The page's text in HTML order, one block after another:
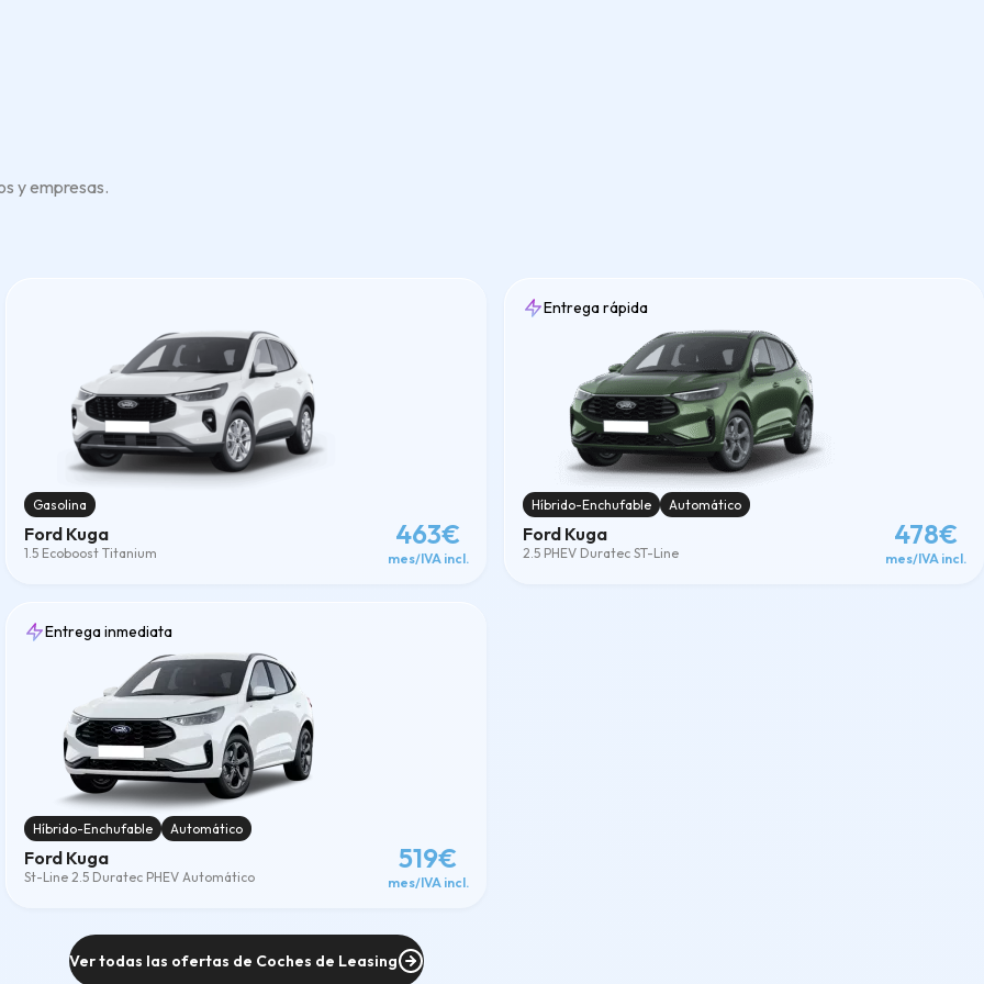
y empresas.
Gasolina
Ford Kuga
1.5 Ecoboost Titanium
463€
mes/IVA incl.
Entrega rápida
Híbrido-Enchufable Automático
Ford Kuga
2.5 PHEV Duratec ST-Line
478€
mes/IVA incl.
Entrega inmediata
Híbrido-Enchufable Automático
Ford Kuga
St-Line 2.5 Duratec PHEV Automático
519€
mes/IVA incl.
Ver todas las ofertas de Coches de Leasing